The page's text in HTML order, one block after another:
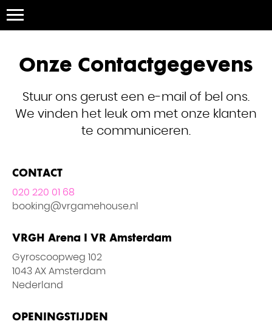
Onze Contactgegevens
Stuur ons gerust een e-mail of bel ons.
We vinden het leuk om met onze klanten
te communiceren.
CONTACT
020 220 01 68
booking@vrgamehouse.nl
VRGH Arena I VR Amsterdam
Gyroscoopweg 102
1043 AX Amsterdam
Nederland
OPENINGSTIJDEN